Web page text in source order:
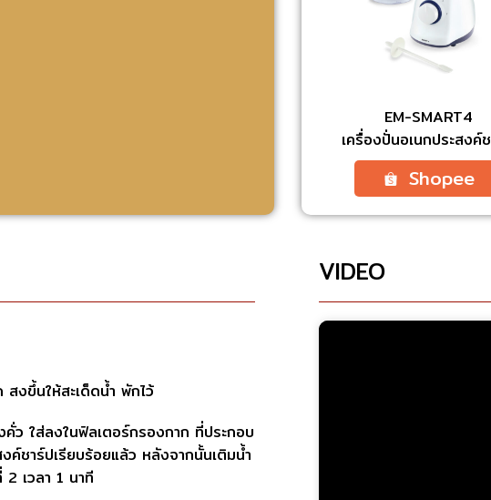
EM-SMART4
เครื่องปั่นอเนกประสงค์
Shopee
สงขึ้นให้สะเด็ดน้ำ พักไว้
คั่ว ใส่ลงในฟิลเตอร์กรองกาก ที่ประกอบ
ค์ชาร์ปเรียบร้อยแล้ว หลังจากนั้นเติมน้ำ
เวลา 1 นาที
VIDEO